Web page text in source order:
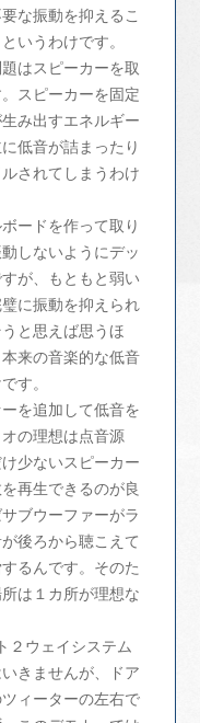
な振動を抑えるこ
いうわけです。
はスピーカーを取
スピーカーを固定
み出すエネルギー
低音が詰まったり
されてしまうわけ
ードを作って取り
しないようにデッ
が、もともと弱い
に振動を抑えられ
と思えば思うほ
来の音楽的な低音
す。
を追加して低音を
の理想は点音源
少ないスピーカー
再生できるのが良
ブウーファーがラ
後ろから聴こえて
るんです。そのた
は１カ所が理想な
２ウェイシステム
きませんが、ドア
ィーターの左右で